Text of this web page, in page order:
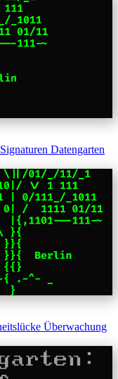
Signaturen Datengarten
Überwachung